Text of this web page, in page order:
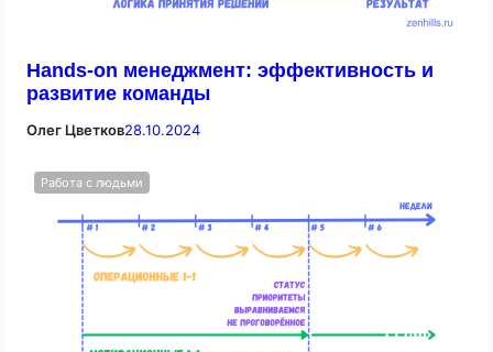
Hands‐on менеджмент: эффективность и
развитие команды
Олег Цветков28.10.2024
Работа с людьми